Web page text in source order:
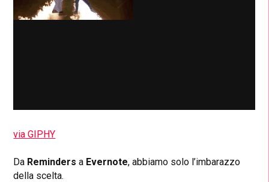
via GIPHY
Da Reminders a Evernote, abbiamo solo l’imbarazzo
della scelta.